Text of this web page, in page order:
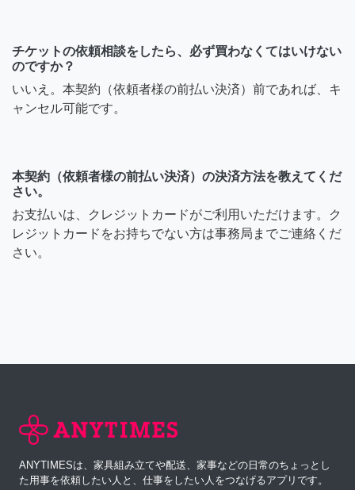
チケットの依頼相談をしたら、必ず買わなくてはいけない
のですか？
いいえ。本契約（依頼者様の前払い決済）前であれば、キ
ャンセル可能です。
本契約（依頼者様の前払い決済）の決済方法を教えてくだ
さい。
お支払いは、クレジットカードがご利用いただけます。ク
レジットカードをお持ちでない方は事務局までご連絡くだ
さい。
ANYTIMESは、家具組み立てや配送、家事などの日常のちょっとし
た用事を依頼したい人と、仕事をしたい人をつなげるアプリです。